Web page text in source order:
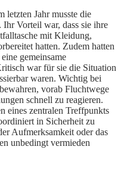
letzten Jahr musste die
Vorteil war, dass sie ihre
mit Kleidung,
hatten. Zudem hatten
gemeinsame
war für sie die Situation
waren. Wichtig bei
vorab Fluchtwege
schnell zu reagieren.
eines zentralen Treffpunkts
in Sicherheit zu
Aufmerksamkeit oder das
unbedingt vermieden